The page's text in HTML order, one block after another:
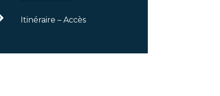
Itinéraire – Accès